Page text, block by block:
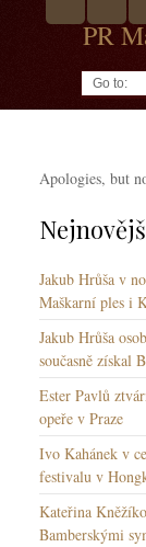
PR
Apologies, but
Jakub Hrůša v
Maškarní ples i
Jakub Hrůša
současně získal
Ester Pavlů
opeře v Praze
Ivo Kahánek v
festivalu v
Kateřina
Bamberskými